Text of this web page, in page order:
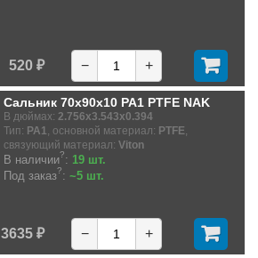
520 ₽ − +
Сальник 70x90x10 PA1 PTFE NAK
В дюймах: 2.756x3.543x0.394
Тип: PA1, основной материал: PTFE,
связующий материал: Viton
В наличии?: 19 шт.
Под заказ?: ~5 шт.
3635 ₽ − +